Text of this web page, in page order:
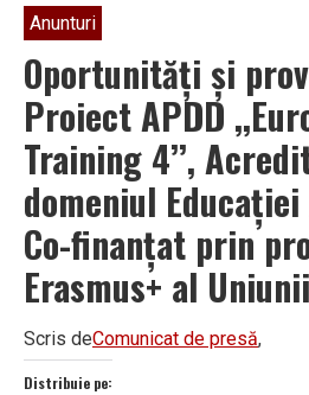
Anunturi
Oportunități și
Proiect APDD
Training 4’’,
domeniul
Co-finanțat prin
Erasmus+ al
Scris deComunicat de presă,
Distribuie pe: